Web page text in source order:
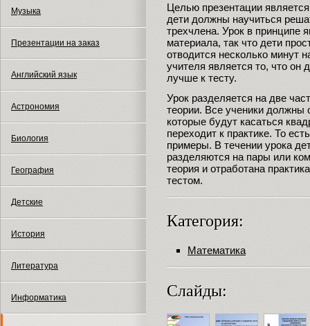
Музыка
Презентации на заказ
Английский язык
Астрономия
Биология
География
Детские
История
Литература
Информатика
Целью презентации
дети должны научиться
трехчлена. Урок в принципе
материала, так что дети
отводится несколько минут
учителя является то, что он
лучше к тесту.
Урок разделяется на две
теории. Все ученики должны
которые будут касаться
переходит к практике. То
примеры. В течении урока
разделяются на пары или
теория и отработана
тестом.
Категория:
Математика
Слайды: